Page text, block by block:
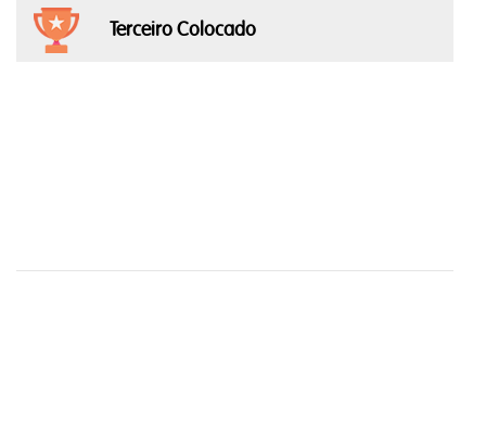
Terceiro Colocado